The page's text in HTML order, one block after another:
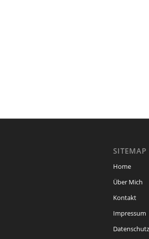
SITEMAP
Home
Über Mich
Kontakt
Impressum